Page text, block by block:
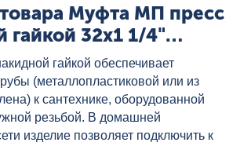
Муфта МП пресс
гайкой 32x1 1/4"
гайкой обеспечивает
(металлопластиковой или из
к сантехнике, оборудованной
резьбой. В домашней
изделие позволяет подключить к